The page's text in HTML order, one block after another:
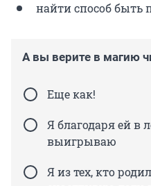
найти способ
А вы верите в магию
Еще как!
Я благодаря ей в
выигрываю
Я из тех, кто